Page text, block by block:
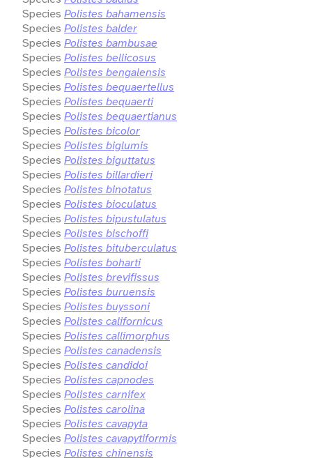
Species Polistes bahamensis
Species Polistes balder
Species Polistes bambusae
Species Polistes bellicosus
Species Polistes bengalensis
Species Polistes bequaertellus
Species Polistes bequaerti
Species Polistes bequaertianus
Species Polistes bicolor
Species Polistes biglumis
Species Polistes biguttatus
Species Polistes billardieri
Species Polistes binotatus
Species Polistes bioculatus
Species Polistes bipustulatus
Species Polistes bischoffi
Species Polistes bituberculatus
Species Polistes boharti
Species Polistes brevifissus
Species Polistes buruensis
Species Polistes buyssoni
Species Polistes californicus
Species Polistes callimorphus
Species Polistes canadensis
Species Polistes candidoi
Species Polistes capnodes
Species Polistes carnifex
Species Polistes carolina
Species Polistes cavapyta
Species Polistes cavapytiformis
Species Polistes chinensis